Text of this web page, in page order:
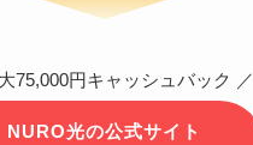
75,000円キャッシュバック ／
NURO光の公式サイト